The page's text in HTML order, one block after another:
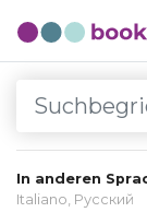
In anderen
Italiano, Русский